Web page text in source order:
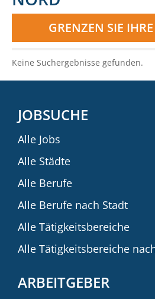
GRENZEN SIE
Keine Suchergebnisse gefunden.
JOBSUCHE
Alle Jobs
Alle Städte
Alle Berufe
Alle Berufe nach Stadt
Alle Tätigkeitsbereiche
Alle Tätigkeitsbereiche
ARBEITGEBER